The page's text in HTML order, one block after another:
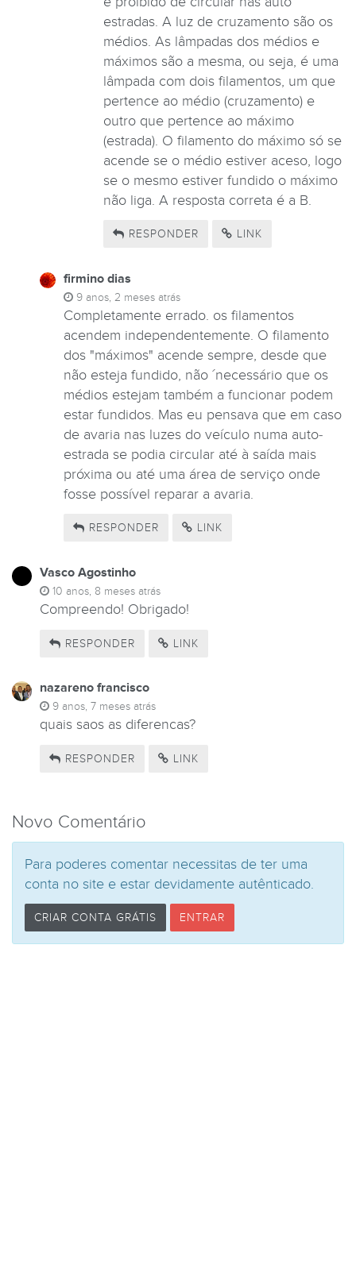
estradas. A luz de cruzamento são os
médios. As lâmpadas dos médios e
máximos são a mesma, ou seja, é uma
lâmpada com dois filamentos, um que
pertence ao médio (cruzamento) e
outro que pertence ao máximo
(estrada). O filamento do máximo só se
acende se o médio estiver aceso, logo
se o mesmo estiver fundido o máximo
não liga. A resposta correta é a B.
RESPONDER LINK
firmino dias
9 anos, 2 meses atrás
Completamente errado. os filamentos
acendem independentemente. O filamento
dos "máximos" acende sempre, desde que
não esteja fundido, não ´necessário que os
médios estejam também a funcionar podem
estar fundidos. Mas eu pensava que em caso
de avaria nas luzes do veículo numa auto-
estrada se podia circular até à saída mais
próxima ou até uma área de serviço onde
fosse possível reparar a avaria.
RESPONDER LINK
Vasco Agostinho
10 anos, 8 meses atrás
Compreendo! Obrigado!
RESPONDER LINK
nazareno francisco
9 anos, 7 meses atrás
quais saos as diferencas?
RESPONDER LINK
Novo Comentário
Para poderes comentar necessitas de ter uma
conta no site e estar devidamente autênticado.
CRIAR CONTA GRÁTIS ENTRAR